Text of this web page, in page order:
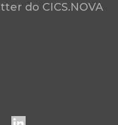
do CICS.NOVA